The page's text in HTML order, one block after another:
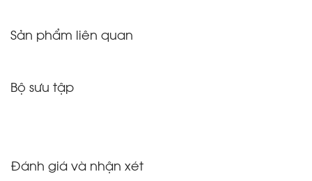
Sản phẩm liên quan
Bộ sưu tập
Đánh giá và nhận xét